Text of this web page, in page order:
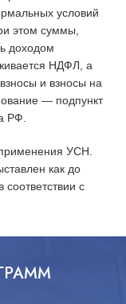
условий
этом суммы,
доходом
НДФЛ, а
и взносы на
— подпункт
РФ.
УСН.
как до
с